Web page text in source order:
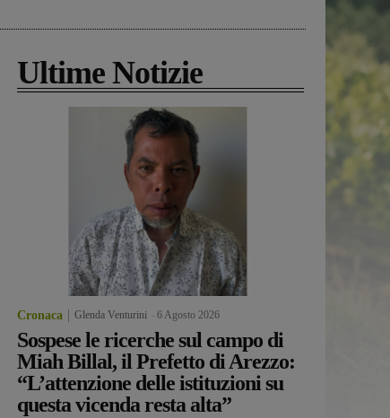
Ultime Notizie
Cronaca Glenda Venturini 6 Agosto 2026
Sospese le ricerche sul campo di
Miah Billal, il Prefetto di Arezzo:
“L’attenzione delle istituzioni su
questa vicenda resta alta”